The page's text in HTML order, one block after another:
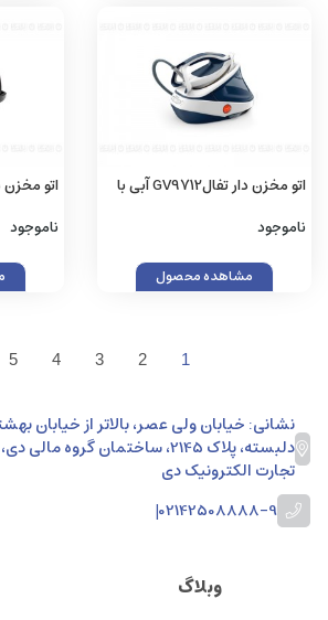
اتو مخزن دار تفالGV9712 آبی با
ناموجود
مشاهده محصول
ناموجود
1
2
3
4
5
نشانی: خیابان ولی عصر، بالاتر از خیابان
دلبسته، پلاک 2145، ساختمان
تجارت الکترونیک دی
02142508888-9
|
وبلاگ